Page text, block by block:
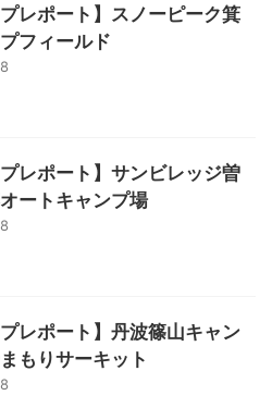
プレポート】スノーピーク箕
フィールド
プレポート】サンビレッジ曽
ートキャンプ場
プレポート】丹波篠山キャン
もりサーキット